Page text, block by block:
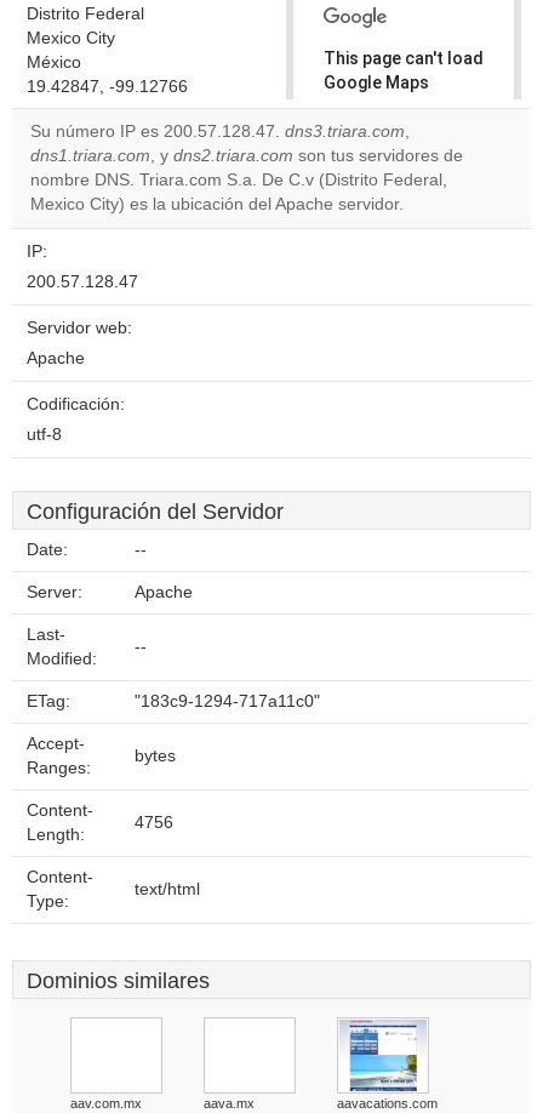
Distrito Federal
Mexico City
México
19.42847, -99.12766
This page can't load
Google Maps
correctly.
Do you
own this
website?
Su número IP es 200.57.128.47. dns3.triara.com,
dns1.triara.com, y dns2.triara.com son tus servidores de
nombre DNS. Triara.com S.a. De C.v (Distrito Federal,
Mexico City) es la ubicación del Apache servidor.
IP:
200.57.128.47
Servidor web:
Apache
Codificación:
utf-8
Configuración del Servidor
Date: --
Server: Apache
Last-
Modified:
--
ETag: "183c9-1294-717a11c0"
Accept-
Ranges:
bytes
Content-
Length:
4756
Content-
Type:
text/html
Dominios similares
aav.com.mx aava.mx aavacations.com